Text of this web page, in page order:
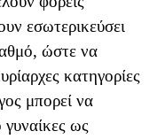
εσωτερικεύσει
ώστε να
κατηγορίες
μπορεί να
ως